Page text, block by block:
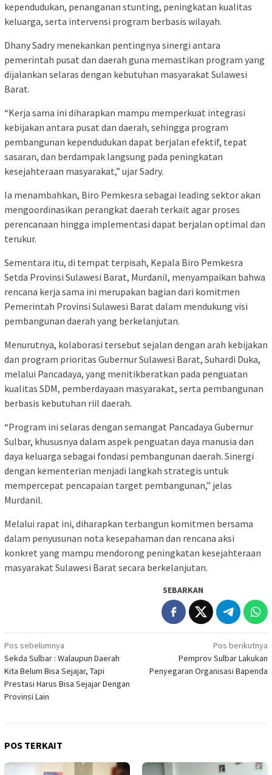
kependudukan, penanganan stunting, peningkatan kualitas
keluarga, serta intervensi program berbasis wilayah.
Dhany Sadry menekankan pentingnya sinergi antara
pemerintah pusat dan daerah guna memastikan program yang
dijalankan selaras dengan kebutuhan masyarakat Sulawesi
Barat.
“Kerja sama ini diharapkan mampu memperkuat integrasi
kebijakan antara pusat dan daerah, sehingga program
pembangunan kependudukan dapat berjalan efektif, tepat
sasaran, dan berdampak langsung pada peningkatan
kesejahteraan masyarakat,” ujar Sadry.
Ia menambahkan, Biro Pemkesra sebagai leading sektor akan
mengoordinasikan perangkat daerah terkait agar proses
perencanaan hingga implementasi dapat berjalan optimal dan
terukur.
Sementara itu, di tempat terpisah, Kepala Biro Pemkesra
Setda Provinsi Sulawesi Barat, Murdanil, menyampaikan bahwa
rencana kerja sama ini merupakan bagian dari komitmen
Pemerintah Provinsi Sulawesi Barat dalam mendukung visi
pembangunan daerah yang berkelanjutan.
Menurutnya, kolaborasi tersebut sejalan dengan arah kebijakan
dan program prioritas Gubernur Sulawesi Barat, Suhardi Duka,
melalui Pancadaya, yang menitikberatkan pada penguatan
kualitas SDM, pemberdayaan masyarakat, serta pembangunan
berbasis kebutuhan riil daerah.
“Program ini selaras dengan semangat Pancadaya Gubernur
Sulbar, khususnya dalam aspek penguatan daya manusia dan
daya keluarga sebagai fondasi pembangunan daerah. Sinergi
dengan kementerian menjadi langkah strategis untuk
mempercepat pencapaian target pembangunan,” jelas
Murdanil.
Melalui rapat ini, diharapkan terbangun komitmen bersama
dalam penyusunan nota kesepahaman dan rencana aksi
konkret yang mampu mendorong peningkatan kesejahteraan
masyarakat Sulawesi Barat secara berkelanjutan.
SEBARKAN
Navigasi
pos
Pos sebelumnya
Sekda Sulbar : Walaupun Daerah
Kita Belum Bisa Sejajar, Tapi
Prestasi Harus Bisa Sejajar Dengan
Provinsi Lain
Pos berikutnya
Pemprov Sulbar Lakukan
Penyegaran Organisasi Bapenda
POS TERKAIT